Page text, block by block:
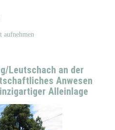
aufnehmen
Leutschach an der
Anwesen
Alleinlage